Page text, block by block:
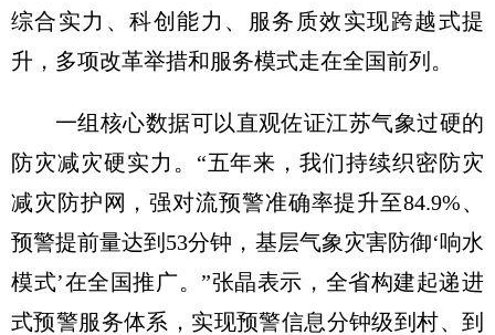
综合实力、科创能力、服务质效实现跨越式提
升，多项改革举措和服务模式走在全国前列。
一组核心数据可以直观佐证江苏气象过硬的
防灾减灾硬实力。“五年来，我们持续织密防灾
减灾防护网，强对流预警准确率提升至84.9%、
预警提前量达到53分钟，基层气象灾害防御‘响水
模式’在全国推广。”张晶表示，全省构建起递进
式预警服务体系，实现预警信息分钟级到村、到